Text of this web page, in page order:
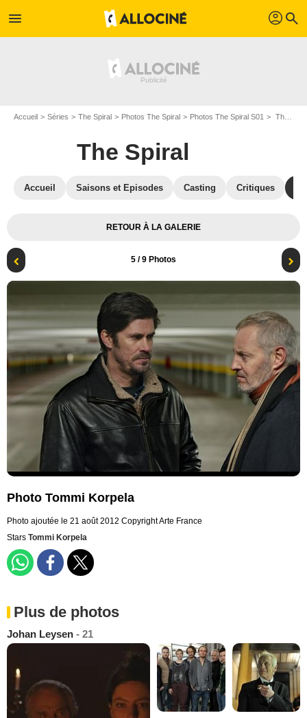
menu profil search
Accueil Séries The Spiral Photos The Spiral Photos The Spiral S01 The Spiral - Saison 1 : Photo Tommi Korpela
The Spiral
Accueil Saisons et Episodes Casting Critiques
RETOUR À LA GALERIE
5 / 9 Photos
Photo Tommi Korpela
Photo ajoutée le 21 août 2012 Copyright Arte France
Stars Tommi Korpela
Plus de photos
Johan Leysen - 21